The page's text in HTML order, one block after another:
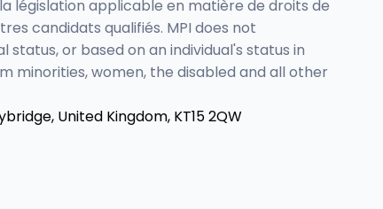
législation applicable en matière de droits de
candidats qualifiés. MPI does not
or based on an individual's status in
minorities, women, the disabled and all other
United Kingdom, KT15 2QW